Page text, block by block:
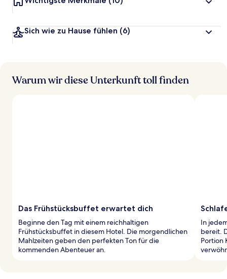
Sich wie zu Hause fühlen (6)
Warum wir diese Unterkunft toll finden
Das Frühstücksbuffet erwartet dich
Beginne den Tag mit einem reichhaltigen
Frühstücksbuffet in diesem Hotel. Die morgendlichen
Mahlzeiten geben den perfekten Ton für die
kommenden Abenteuer an.
In
bereit.
Portion